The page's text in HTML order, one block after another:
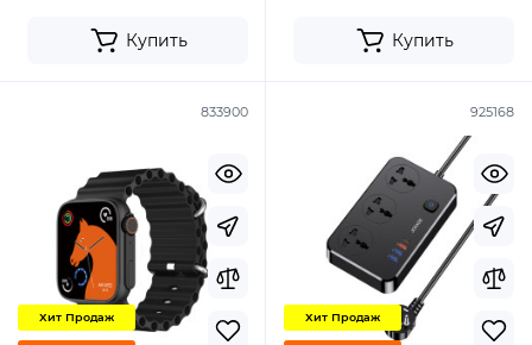
Купить Купить
833900
Хит Продаж
925168
Хит Продаж